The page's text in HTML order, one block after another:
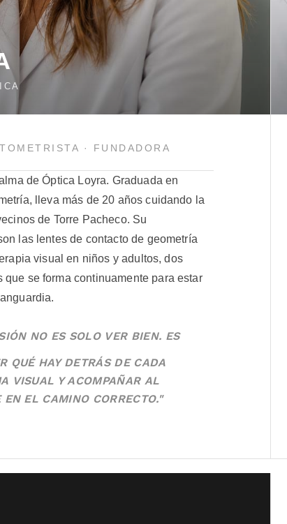
· FUNDADORA
de Óptica Loyra. Graduada en
lleva más de 20 años cuidando la
de Torre Pacheco. Su
las lentes de contacto de geometría
visual en niños y adultos, dos
que se forma continuamente para estar
NO ES SOLO VER BIEN. ES
QUÉ HAY DETRÁS DE CADA
VISUAL Y ACOMPAÑAR AL
EN EL CAMINO CORRECTO."